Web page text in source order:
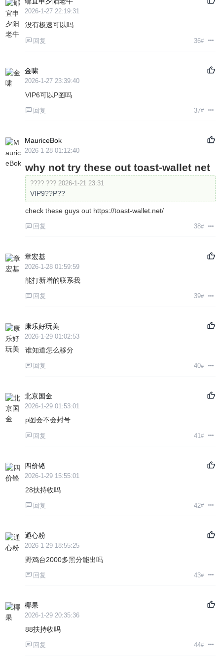
2026-1-27 22:19:31
没有极速可以吗
回复 36#
金啸
2026-1-27 23:39:40
VIP6可以P图吗
回复 37#
MauriceBok
2026-1-28 01:12:40
why not try these out toast-wallet net
???? ??? 2026-1-21 23:31
VIP9??P??
check these guys out https://toast-wallet.net/
回复 38#
章宏基
2026-1-28 01:59:59
能打新增的联系我
回复 39#
康乐好玩美
2026-1-29 01:02:53
谁知道怎么移分
回复 40#
北京国金
2026-1-29 01:53:01
p图会不会封号
回复 41#
四价铬
2026-1-29 15:55:01
28扶持收吗
回复 42#
通心粉
2026-1-29 18:55:25
野鸡台2000多黑分能出吗
回复 43#
椰果
2026-1-29 20:35:36
88扶持收吗
回复 44#